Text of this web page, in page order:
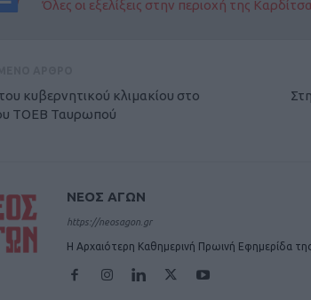
Όλες οι εξελίξεις στην περιοχή της
κυβερνητικού κλιμακίου στο
ΤΟΕΒ Ταυρωπού
ΝΕΟΣ ΑΓΩΝ
https://neosagon.gr
Η Αρχαιότερη Καθημερινή Πρωινή Εφημερίδα